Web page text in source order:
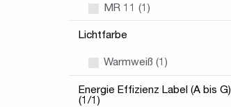
MR 11 (1)
Lichtfarbe
Warmweiß (1)
Energie Effizienz Label (A bis G)
(1/1)